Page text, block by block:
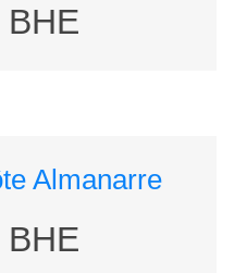
BHE
Almanarre
BHE